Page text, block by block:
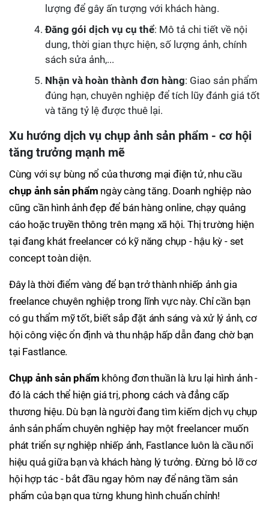
lượng để gây ấn tượng với khách hàng.
Đăng gói dịch vụ cụ thể: Mô tả chi tiết về nội
dung, thời gian thực hiện, số lượng ảnh, chính
sách sửa ảnh,...
Nhận và hoàn thành đơn hàng: Giao sản phẩm
đúng hạn, chuyên nghiệp để tích lũy đánh giá tốt
và tăng tỷ lệ được thuê lại.
Xu hướng dịch vụ chụp ảnh sản phẩm - cơ hội
tăng trưởng mạnh mẽ
Cùng với sự bùng nổ của thương mại điện tử, nhu cầu
chụp ảnh sản phẩm ngày càng tăng. Doanh nghiệp nào
cũng cần hình ảnh đẹp để bán hàng online, chạy quảng
cáo hoặc truyền thông trên mạng xã hội. Thị trường hiện
tại đang khát freelancer có kỹ năng chụp - hậu kỳ - set
concept toàn diện.
Đây là thời điểm vàng để bạn trở thành nhiếp ảnh gia
freelance chuyên nghiệp trong lĩnh vực này. Chỉ cần bạn
có gu thẩm mỹ tốt, biết sắp đặt ánh sáng và xử lý ảnh, cơ
hội công việc ổn định và thu nhập hấp dẫn đang chờ bạn
tại Fastlance.
Chụp ảnh sản phẩm không đơn thuần là lưu lại hình ảnh -
đó là cách thể hiện giá trị, phong cách và đẳng cấp
thương hiệu. Dù bạn là người đang tìm kiếm dịch vụ chụp
ảnh sản phẩm chuyên nghiệp hay một freelancer muốn
phát triển sự nghiệp nhiếp ảnh, Fastlance luôn là cầu nối
hiệu quả giữa bạn và khách hàng lý tưởng. Đừng bỏ lỡ cơ
hội hợp tác - bắt đầu ngay hôm nay để nâng tầm sản
phẩm của bạn qua từng khung hình chuẩn chỉnh!